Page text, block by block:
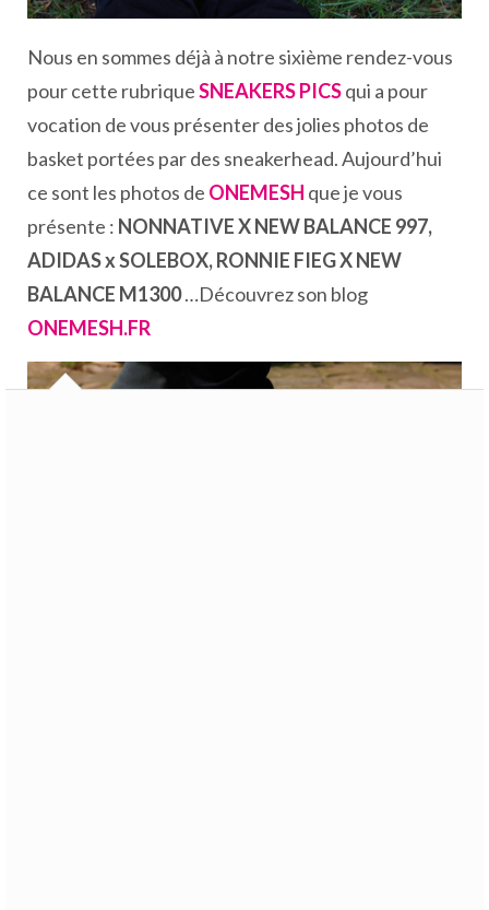
Nous en sommes déjà à notre sixième rendez-vous
pour cette rubriqueSNEAKERS PICSqui a pour
vocation de vous présenter des jolies photos de
basket portées par des sneakerhead. Aujourd’hui
ce sont les photos de ONEMESH que je vous
présente : NONNATIVE X NEW BALANCE 997,
ADIDAS x SOLEBOX, RONNIE FIEG X NEW
BALANCE M1300…Découvrez son blog
ONEMESH.FR